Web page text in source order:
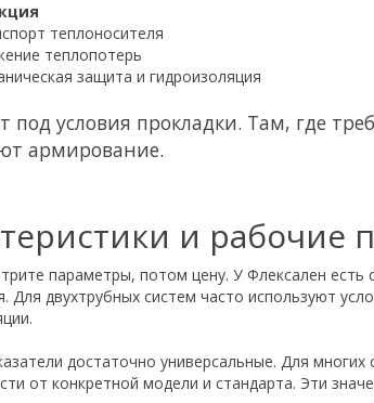
теплоносителя
теплопотерь
защита и гидроизоляция
условия прокладки. Там, где
армирование.
и рабочие
параметры, потом цену. У Флексален
Для двухтрубных систем часто используют
достаточно универсальные. Для
от конкретной модели и стандарта. Эти